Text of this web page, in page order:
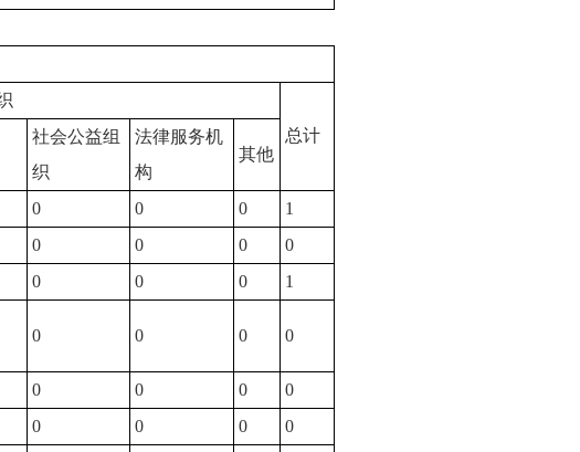
总计
社会公益组
织
法律服务机
构
其他
0 0 0
1
0 0 0 0
0 0 0
1
0 0 0 0
0 0 0
0
0 0 0
0